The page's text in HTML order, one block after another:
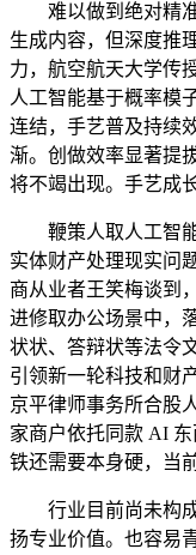
难以做到绝对精准
生成内容，但深度推
力，航空航天大学传
人工智能基于概率模
连结，手艺普及持续
渐。创做效率显著提
将不竭出现。手艺成
鞭策人取人工智能
实体财产处理现实问
商从业者王笑梅谈到
进修取办公场景中，
状状、答辩状等法令
引领新一轮科技和财
京平律师事务所合股
家商户依托同款 AI
铁还需要本身硬，当
行业目前尚未构成
扬专业价值。也容易